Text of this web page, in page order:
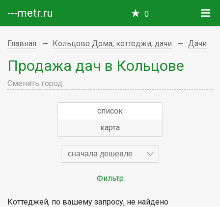
---metr.ru 0
Главная Кольцово Дома, коттеджи, дачи Дачи
Продажа дач в Кольцове
Сменить город
список
карта
сначала дешевле
Фильтр
Коттеджей, по вашему запросу, не найдено